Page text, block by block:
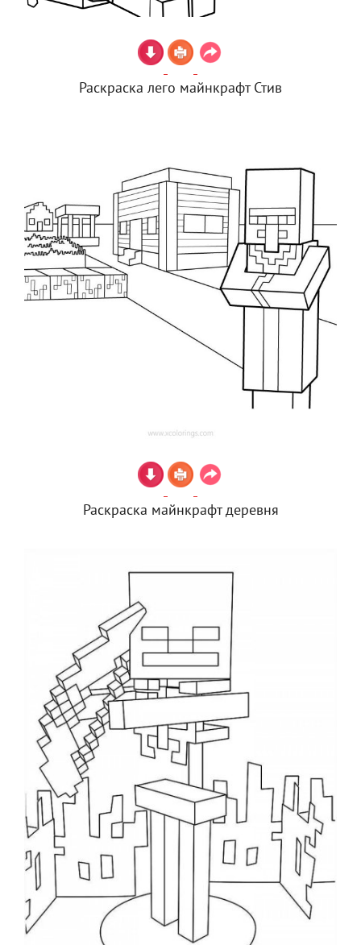
Раскраска лего майнкрафт Стив
Раскраска майнкрафт деревня